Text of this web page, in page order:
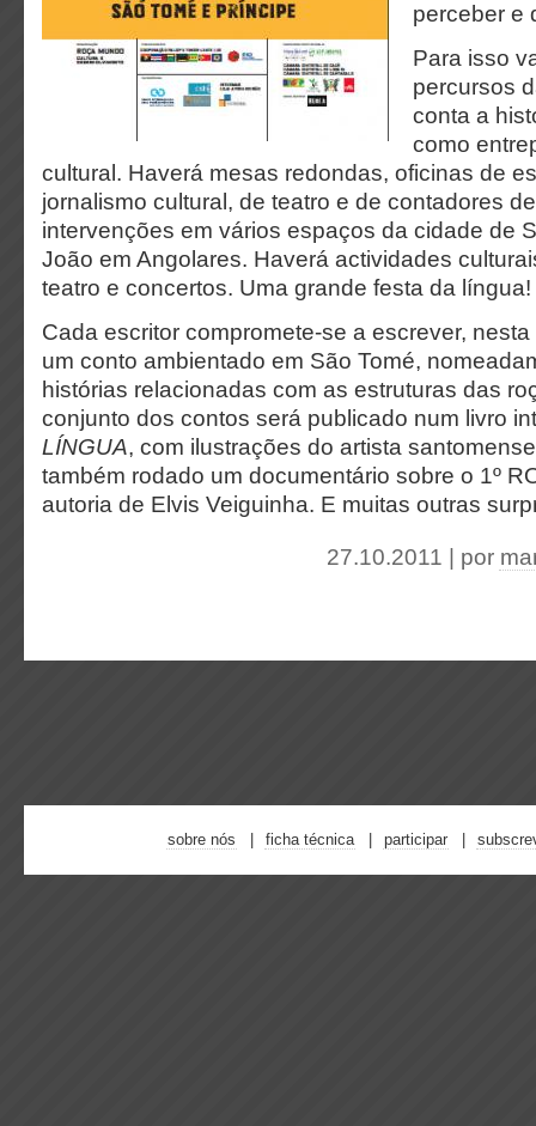
perceber e
Para isso
percursos
conta a
como
cultural. Haverá mesas redondas, oficinas de
jornalismo cultural, de teatro e de contadores
intervenções em vários espaços da cidade de
João em Angolares. Haverá actividades
teatro e concertos. Uma grande festa da língua!
Cada escritor compromete-se a escrever,
um conto ambientado em São Tomé,
histórias relacionadas com as estruturas das
conjunto dos contos será publicado num livro
LÍNGUA, com ilustrações do artista
também rodado um documentário sobre o 1º
autoria de Elvis Veiguinha. E muitas outras
27.10.2011 | por
sobre nós ficha técnica participar